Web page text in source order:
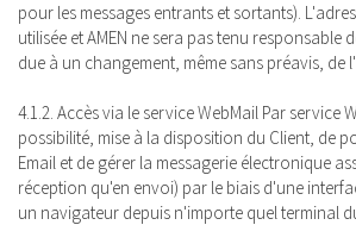
pour les messages entrants et sortants).
utilisée et AMEN ne sera pas tenu responsable
due à un changement, même sans préavis, de
4.1.2. Accès via le service WebMail Par service
possibilité, mise à la disposition du Client, de
Email et de gérer la messagerie électronique
réception qu'en envoi) par le biais d'une
un navigateur depuis n'importe quel terminal